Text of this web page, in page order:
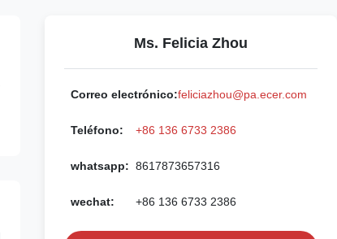
Ms. Felicia Zhou
Correo electrónico:feliciazhou@pa.ecer.com
Teléfono: +86 136 6733 2386
whatsapp: 8617873657316
wechat: +86 136 6733 2386